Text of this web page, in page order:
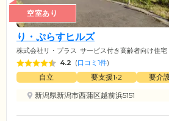
空室あり
り・ぷらすヒルズ
株式会社リ・プラス サービス付き高齢者向け住宅
4.2 (口コミ1件)
自立 要支援1•2 要介
新潟県新潟市西蒲区越前浜5151